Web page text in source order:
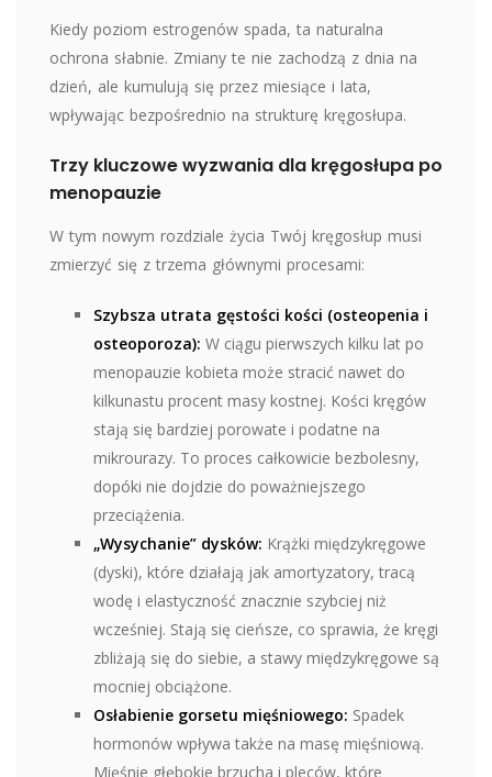
Kiedy poziom estrogenów spada, ta naturalna
ochrona słabnie. Zmiany te nie zachodzą z dnia na
dzień, ale kumulują się przez miesiące i lata,
wpływając bezpośrednio na strukturę kręgosłupa.
Trzy kluczowe wyzwania dla kręgosłupa po
menopauzie
W tym nowym rozdziale życia Twój kręgosłup musi
zmierzyć się z trzema głównymi procesami:
Szybsza utrata gęstości kości (osteopenia i
osteoporoza): W ciągu pierwszych kilku lat po
menopauzie kobieta może stracić nawet do
kilkunastu procent masy kostnej. Kości kręgów
stają się bardziej porowate i podatne na
mikrourazy. To proces całkowicie bezbolesny,
dopóki nie dojdzie do poważniejszego
przeciążenia.
„Wysychanie” dysków: Krążki międzykręgowe
(dyski), które działają jak amortyzatory, tracą
wodę i elastyczność znacznie szybciej niż
wcześniej. Stają się cieńsze, co sprawia, że kręgi
zbliżają się do siebie, a stawy międzykręgowe są
mocniej obciążone.
Osłabienie gorsetu mięśniowego: Spadek
hormonów wpływa także na masę mięśniową.
Mięśnie głębokie brzucha i pleców, które